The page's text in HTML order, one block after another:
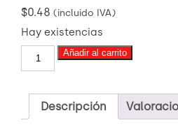
$0.48 (incluido IVA)
Hay existencias
(22702)
PERNO
NEGRO
UNC
1/2
Añadir al carrito
Descripción